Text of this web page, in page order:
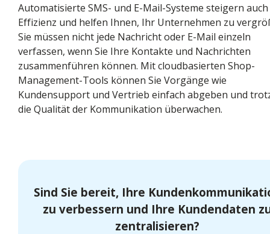
Automatisierte SMS- und E-Mail-Systeme steigern
Effizienz und helfen Ihnen, Ihr Unternehmen zu
Sie müssen nicht jede Nachricht oder E-Mail einzeln
verfassen, wenn Sie Ihre Kontakte und Nachrichten
zusammenführen können. Mit cloudbasierten Shop-
Management-Tools können Sie Vorgänge wie
Kundensupport und Vertrieb einfach abgeben und
die Qualität der Kommunikation überwachen.
Sind Sie bereit, Ihre
zu verbessern und Ihre Kundendaten
zentralisieren?